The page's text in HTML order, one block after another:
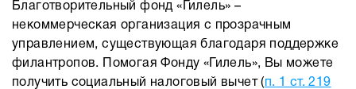
Благотворительный фонд «Гилель» –
некоммерческая организация с прозрачным
управлением, существующая благодаря поддержке
филантропов. Помогая Фонду «Гилель», Вы можете
получить социальный налоговый вычет ( п. 1 ст. 219